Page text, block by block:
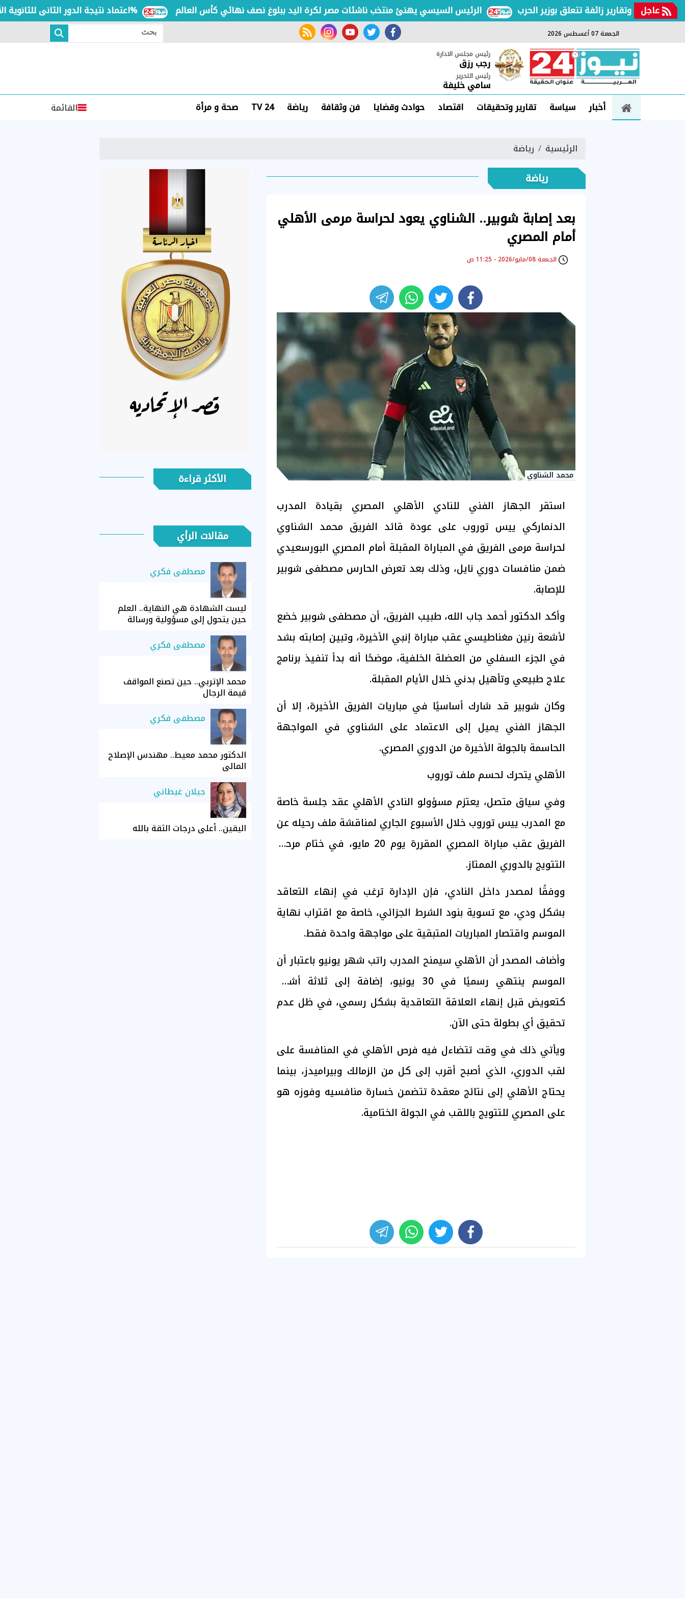
عاجل اعتماد نتيجة الدور الثانى للثانوية الأزهرية لمعاهد فلسطين بنسبة نجاح 97.7% الرئيس السيسي يهنئ منتخب ناشئات مصر لكرة اليد ببلوغ نصف نهائي كأس العالم وتقارير زائفة تتعلق بوزير الحرب
الجمعة 07 أغسطس 2026 facebook
twitter
youtube
instagram
rss feed
بحث
رئيس مجلس الادارة
رجب رزق
رئيس التحرير
سامي خليفة
أخبار
سياسة تقارير وتحقيقات اقتصاد حوادث وقضايا فن وثقافة رياضة TV 24 صحة و مرأة القائمة
الرئيسية رياضة
رياضة
بعد إصابة شوبير.. الشناوي يعود لحراسة مرمى الأهلي
أمام المصري
الجمعة 08/مايو/2026 - 11:25 ص
محمد الشناوي
استقر الجهاز الفني للنادي الأهلي المصري بقيادة المدرب
الدنماركي ييس توروب على عودة قائد الفريق محمد الشناوي
لحراسة مرمى الفريق في المباراة المقبلة أمام المصري البورسعيدي
ضمن منافسات دوري نايل، وذلك بعد تعرض الحارس مصطفى شوبير
للإصابة.
وأكد الدكتور أحمد جاب الله، طبيب الفريق، أن مصطفى شوبير خضع
لأشعة رنين مغناطيسي عقب مباراة إنبي الأخيرة، وتبين إصابته بشد
في الجزء السفلي من العضلة الخلفية، موضحًا أنه بدأ تنفيذ برنامج
علاج طبيعي وتأهيل بدني خلال الأيام المقبلة.
وكان شوبير قد شارك أساسيًا في مباريات الفريق الأخيرة، إلا أن
الجهاز الفني يميل إلى الاعتماد على الشناوي في المواجهة
الحاسمة بالجولة الأخيرة من الدوري المصري.
الأهلي يتحرك لحسم ملف توروب
وفي سياق متصل، يعتزم مسؤولو النادي الأهلي عقد جلسة خاصة
مع المدرب ييس توروب خلال الأسبوع الجاري لمناقشة ملف رحيله عن
الفريق عقب مباراة المصري المقررة يوم 20 مايو، في ختام مرحلة
التتويج بالدوري الممتاز.
ووفقًا لمصدر داخل النادي، فإن الإدارة ترغب في إنهاء التعاقد
بشكل ودي، مع تسوية بنود الشرط الجزائي، خاصة مع اقتراب نهاية
الموسم واقتصار المباريات المتبقية على مواجهة واحدة فقط.
وأضاف المصدر أن الأهلي سيمنح المدرب راتب شهر يونيو باعتبار أن
الموسم ينتهي رسميًا في 30 يونيو، إضافة إلى ثلاثة أشهر
كتعويض قبل إنهاء العلاقة التعاقدية بشكل رسمي، في ظل عدم
تحقيق أي بطولة حتى الآن.
ويأتي ذلك في وقت تتضاءل فيه فرص الأهلي في المنافسة على
لقب الدوري، الذي أصبح أقرب إلى كل من الزمالك وبيراميدز، بينما
يحتاج الأهلي إلى نتائج معقدة تتضمن خسارة منافسيه وفوزه هو
على المصري للتتويج باللقب في الجولة الختامية.
الأكثر قراءة
مقالات الرأي
مصطفى فكري
ليست الشهادة هي النهاية.. العلم
حين يتحول إلى مسؤولية ورسالة
مصطفى فكري
محمد الإتربي.. حين تصنع المواقف
قيمة الرجال
مصطفى فكري
الدكتور محمد معيط.. مهندس الإصلاح
المالي
جيلان غيطاني
اليقين.. أعلى درجات الثقة بالله